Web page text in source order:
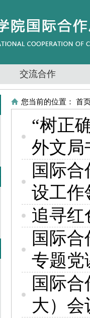
交流合作
您当前的位置： 首
“树正
外文局
国际
设工作
追寻红
国际
专题党
国际
大）会